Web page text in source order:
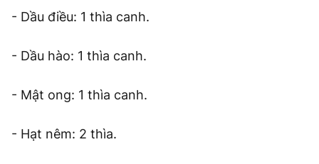
- Dầu điều: 1 thìa canh.
- Dầu hào: 1 thìa canh.
- Mật ong: 1 thìa canh.
- Hạt nêm: 2 thìa.